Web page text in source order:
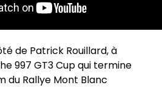
de Patrick Rouillard, à
997 GT3 Cup qui termine
du Rallye Mont Blanc